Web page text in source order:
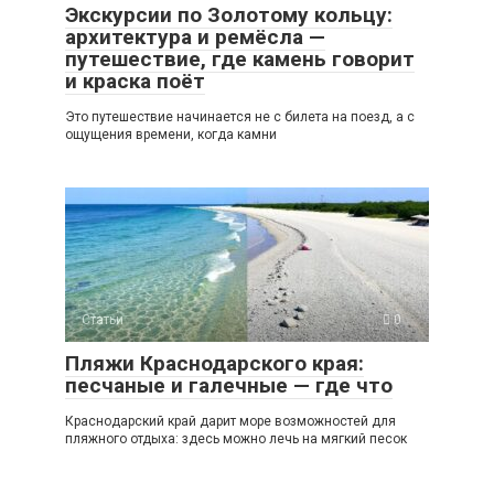
Экскурсии по Золотому кольцу:
архитектура и ремёсла —
путешествие, где камень говорит
и краска поёт
Это путешествие начинается не с билета на поезд, а с
ощущения времени, когда камни
Статьи 0
Пляжи Краснодарского края:
песчаные и галечные — где что
Краснодарский край дарит море возможностей для
пляжного отдыха: здесь можно лечь на мягкий песок